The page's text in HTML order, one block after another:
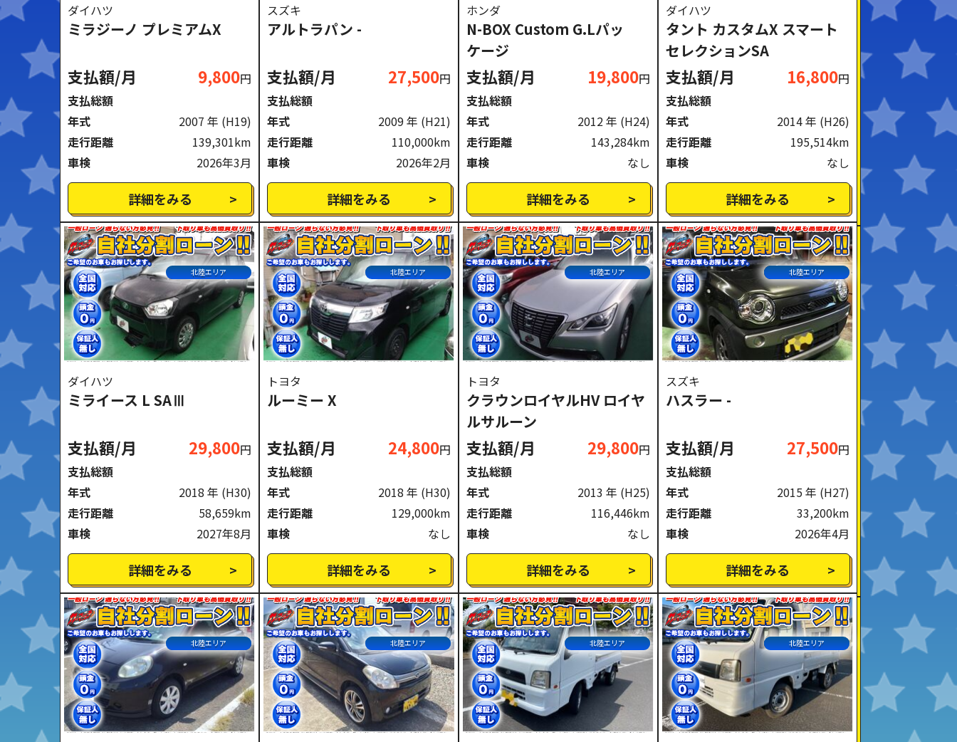
ダイハツ
ミラジーノ プレミアムX
支払額/月 9,800円
支払総額
年式
2007 年 (H19)
走行距離
139,301km
車検
2026年3月
詳細をみる
スズキ
アルトラパン -
支払額/月 27,500円
支払総額
年式
2009 年 (H21)
走行距離
110,000km
車検
2026年2月
詳細をみる
ホンダ
N-BOX Custom G.Lパッ
ケージ
支払額/月 19,800円
支払総額
年式
2012 年 (H24)
走行距離
143,284km
車検
なし
詳細をみる
ダイハツ
タント カスタムX スマート
セレクションSA
支払額/月 16,800円
支払総額
年式
2014 年 (H26)
走行距離
195,514km
車検
なし
詳細をみる
北陸エリア
ダイハツ
ミライース L SAⅢ
支払額/月 29,800円
支払総額
年式
2018 年 (H30)
走行距離
58,659km
車検
2027年8月
詳細をみる
北陸エリア
トヨタ
ルーミー X
支払額/月 24,800円
支払総額
年式
2018 年 (H30)
走行距離
129,000km
車検
なし
詳細をみる
北陸エリア
トヨタ
クラウンロイヤルHV ロイヤ
ルサルーン
支払額/月 29,800円
支払総額
年式
2013 年 (H25)
走行距離
116,446km
車検
なし
詳細をみる
北陸エリア
スズキ
ハスラー -
支払額/月 27,500円
支払総額
年式
2015 年 (H27)
走行距離
33,200km
車検
2026年4月
詳細をみる
北陸エリア 北陸エリア 北陸エリア 北陸エリア